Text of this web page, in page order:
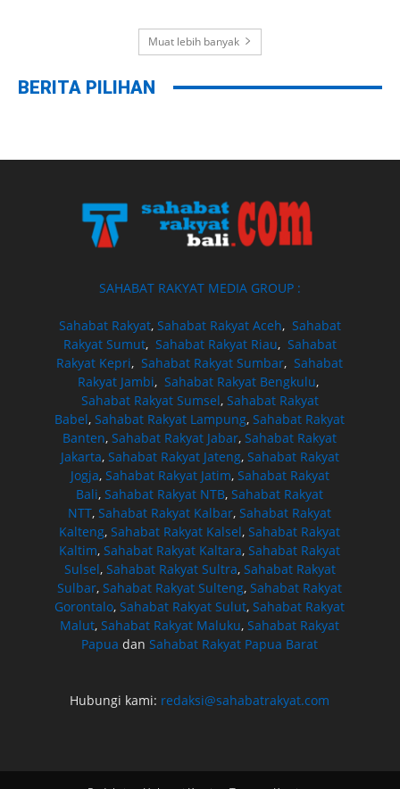
Muat lebih banyak
BERITA PILIHAN
SAHABAT RAKYAT MEDIA GROUP :
Sahabat Rakyat, Sahabat Rakyat Aceh, Sahabat
Rakyat Sumut, Sahabat Rakyat Riau, Sahabat
Rakyat Kepri,Sahabat Rakyat Sumbar,Sahabat
Rakyat Jambi, Sahabat Rakyat Bengkulu,
Sahabat Rakyat Sumsel, Sahabat Rakyat
Babel,Sahabat Rakyat Lampung,Sahabat Rakyat
Banten,Sahabat Rakyat Jabar,Sahabat Rakyat
Jakarta, Sahabat Rakyat Jateng, Sahabat Rakyat
Jogja, Sahabat Rakyat Jatim, Sahabat Rakyat
Bali,Sahabat Rakyat NTB,Sahabat Rakyat
NTT,Sahabat Rakyat Kalbar,Sahabat Rakyat
Kalteng,Sahabat Rakyat Kalsel,Sahabat Rakyat
Kaltim,Sahabat Rakyat Kaltara,Sahabat Rakyat
Sulsel, Sahabat Rakyat Sultra, Sahabat Rakyat
Sulbar,Sahabat Rakyat Sulteng,Sahabat Rakyat
Gorontalo,Sahabat Rakyat Sulut,Sahabat Rakyat
Malut,Sahabat Rakyat Maluku,Sahabat Rakyat
Papua danSahabat Rakyat Papua Barat
Hubungi kami: redaksi@sahabatrakyat.com